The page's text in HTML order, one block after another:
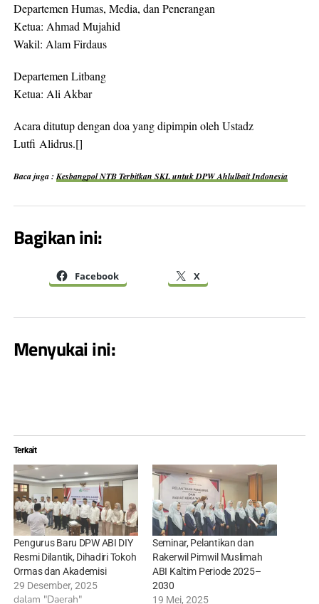
Departemen Humas, Media, dan Penerangan
Ketua: Ahmad Mujahid
Wakil: Alam Firdaus
Departemen Litbang
Ketua: Ali Akbar
Acara ditutup dengan doa yang dipimpin oleh Ustadz
Lutfi Alidrus.[]
Baca juga : Kesbangpol NTB Terbitkan SKL untuk DPW Ahlulbait Indonesia
Bagikan ini:
Facebook X
Menyukai ini:
Terkait
Pengurus Baru DPW ABI DIY
Resmi Dilantik, Dihadiri Tokoh
Ormas dan Akademisi
29 Desember, 2025
dalam "Daerah"
Seminar, Pelantikan dan
Rakerwil Pimwil Muslimah
ABI Kaltim Periode 2025–
2030
19 Mei, 2025